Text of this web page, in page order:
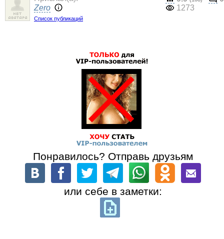
Zero
Список публикаций
1273
Понравилось? Отправь друзьям
или себе в заметки: